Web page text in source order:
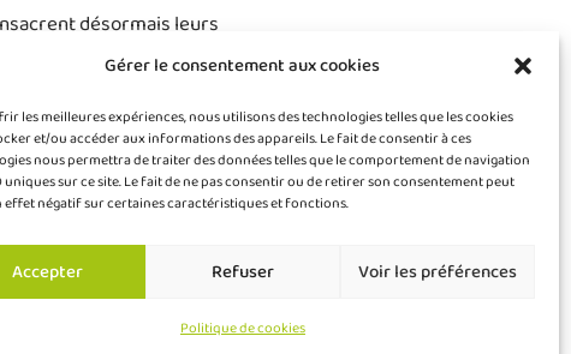
Gérer le consentement aux cookies
les meilleures expériences, nous utilisons des technologies telles que les cookies
et/ou accéder aux informations des appareils. Le fait de consentir à ces
nous permettra de traiter des données telles que le comportement de navigation
uniques sur ce site. Le fait de ne pas consentir ou de retirer son consentement peut
effet négatif sur certaines caractéristiques et fonctions.
Accepter Refuser Voir les préférences
Politique de cookies
désormais leurs
en commun des
le panel de ces
des publics concernés
ou des quartiers
résidant sur Dijon